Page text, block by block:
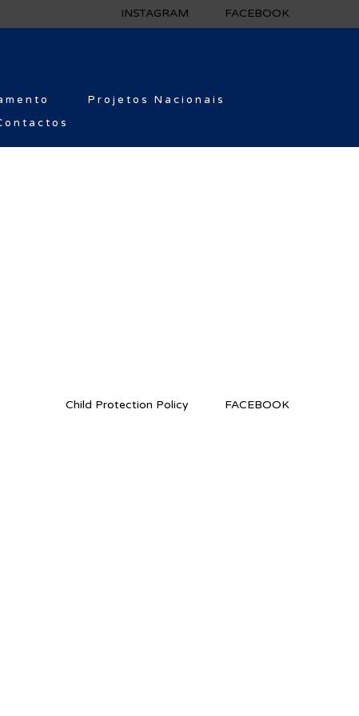
FACEBOOK
INSTAGRAM
Projetos Nacionais
FACEBOOK
Child Protection Policy